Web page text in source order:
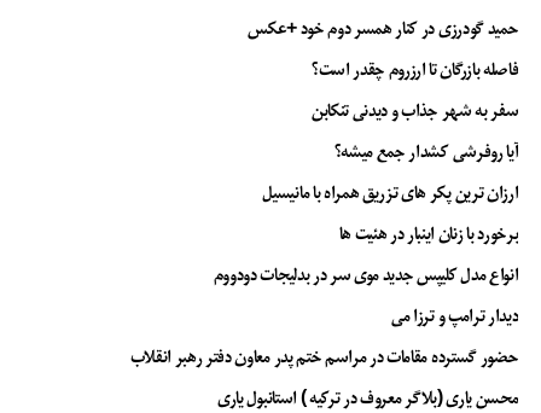
اصفهان
اهواز
زاهدان
بندرعباس
قشم
ماهشهر
عسلویه
جزیره خارک
بندرلنگه
لامرد
حمید گودرزی در کنار همسر دوم خود +عکس
فاصله بازرگان تا ارزروم چقدر است؟
سفر به شهر جذاب و دیدنی تنکابن
آیا روفرشی کشدار جمع میشه؟
ارزان ترین پکر های تزریق همراه با مانیسیل
برخورد با زنان اینبار در هئیت ها
انواع مدل کلیپس جدید موی سر در بدلیجات دودووم
دیدار ترامپ و ترزا می
حضور گسترده مقامات در مراسم ختم پدر معاون دفتر رهبر انقلاب
محسن یاری (بلاگر معروف در ترکیه ) استانبول یاری